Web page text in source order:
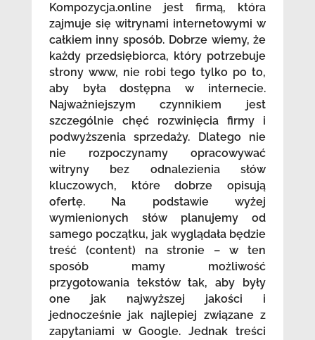
Kompozycja.online jest firmą, która
zajmuje się witrynami internetowymi w
całkiem inny sposób. Dobrze wiemy, że
każdy przedsiębiorca, który potrzebuje
strony www, nie robi tego tylko po to,
aby była dostępna w internecie.
Najważniejszym czynnikiem jest
szczególnie chęć rozwinięcia firmy i
podwyższenia sprzedaży. Dlatego nie
nie rozpoczynamy opracowywać
witryny bez odnalezienia słów
kluczowych, które dobrze opisują
ofertę. Na podstawie wyżej
wymienionych słów planujemy od
samego początku, jak wyglądała będzie
treść (content) na stronie – w ten
sposób mamy możliwość
przygotowania tekstów tak, aby były
one jak najwyższej jakości i
jednocześnie jak najlepiej związane z
zapytaniami w Google. Jednak treści